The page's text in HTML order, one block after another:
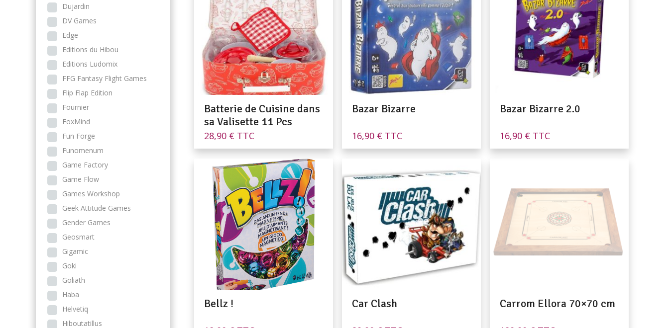
Batterie de Cuisine dans
sa Valisette 11 Pcs
28,90 € TTC
Bazar Bizarre
16,90 € TTC
Bazar Bizarre 2.0
16,90 € TTC
Bellz ! Car Clash Carrom Ellora 70×70 cm
Dujardin
DV Games
Edge
Editions du Hibou
Editions Ludomix
FFG Fantasy Flight Games
Flip Flap Edition
Fournier
FoxMind
Fun Forge
Funomenum
Game Factory
Game Flow
Games Workshop
Geek Attitude Games
Gender Games
Geosmart
Gigamic
Goki
Goliath
Haba
Helvetiq
Hiboutatillus